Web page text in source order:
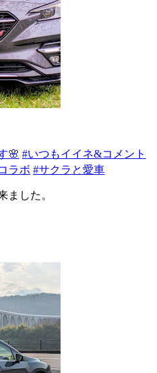
🌸 #いつもイイネ&コメント
ラボ #サクラと愛車
ました。